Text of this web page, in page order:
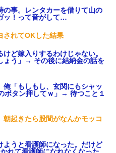
の事。レンタカーを借りて山の
ッ！って音がして…
されてOKした結果
けど嫁入りするわけじゃない。
ょう」→ その後に結納金の話を
「もしもし、玄関にもシャッ
ボタン押してｗ」→ 待つこと１
起きたら股間がなんかモッコ
ようと看護師になった。だけど
れて看護師になれなくなった。